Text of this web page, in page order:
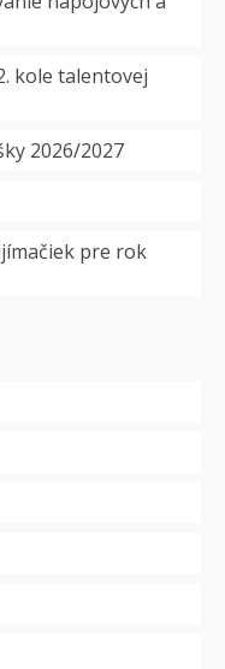
kole talentovej
2026/2027
pre rok